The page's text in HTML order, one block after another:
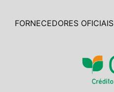
FORNECEDORES OFICIAIS